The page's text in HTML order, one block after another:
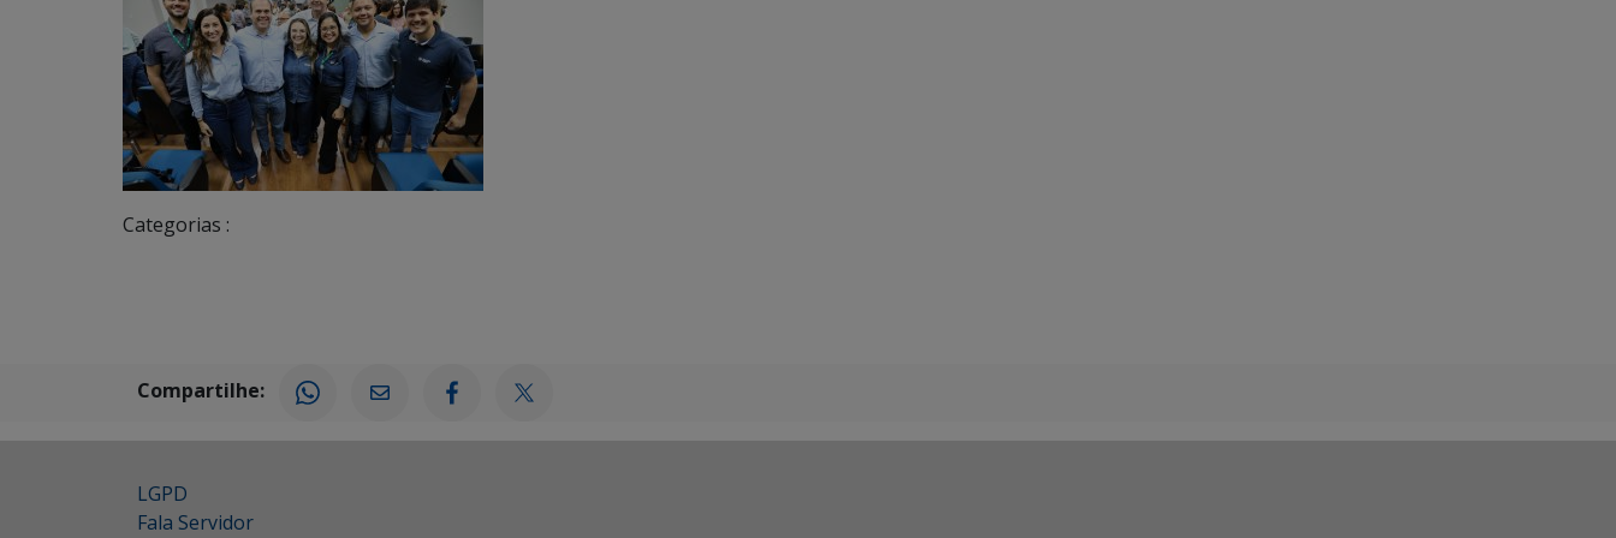
Categorias :
Compartilhe:
LGPD
Fala Servidor